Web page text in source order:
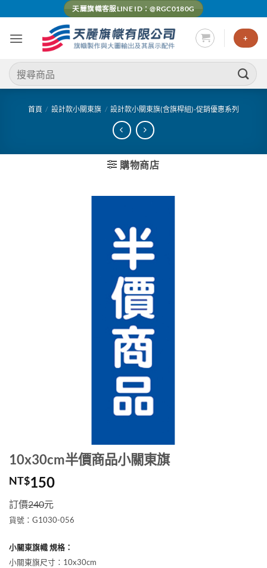
content
天麗旗幟客服LINE ID：@RGC0180G
+
搜
尋
首頁 / 設計款小關東旗 / 設計款小關東旗(含旗桿組)-促銷優惠系列
購物商店
10x30cm半價商品小關東旗
NT$150
訂價240元
貨號：G1030-056
小關東旗幟 規格：
小關東旗尺寸：10x30cm